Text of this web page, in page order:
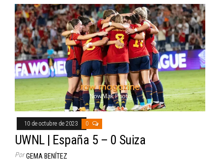
10 de octubre de 2023 0
UWNL | España 5 – 0 Suiza
Por GEMA BENÍTEZ